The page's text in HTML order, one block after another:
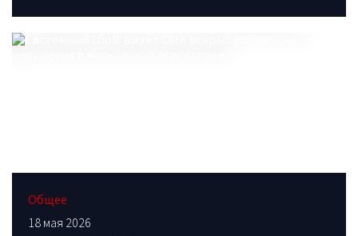
Общее
18 мая 2026